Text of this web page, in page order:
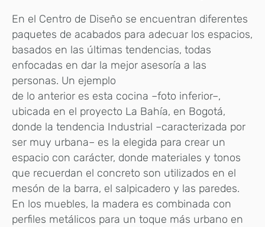
En el Centro de Diseño se encuentran diferentes
paquetes de acabados para adecuar los espacios,
basados en las últimas tendencias, todas
enfocadas en dar la mejor asesoría a las
personas. Un ejemplo
de lo anterior es esta cocina –foto inferior–,
ubicada en el proyecto La Bahía, en Bogotá,
donde la tendencia Industrial –caracterizada por
ser muy urbana– es la elegida para crear un
espacio con carácter, donde materiales y tonos
que recuerdan el concreto son utilizados en el
mesón de la barra, el salpicadero y las paredes.
En los muebles, la madera es combinada con
perfiles metálicos para un toque más urbano en